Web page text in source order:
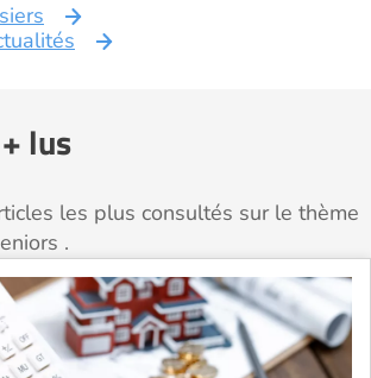
lus
les plus consultés sur le thème
.